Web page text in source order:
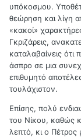
υπόκοσμου.
θεώρηση και λίγη
«κακοί»
Γκριζάρεις,
καταλαβαίνεις ότι
άσπρο σε μια
επιθυμητό
τουλάχιστον.
Επίσης, πολύ
του Νίκου, καθώς
λεπτό, κι ο Πέτρος